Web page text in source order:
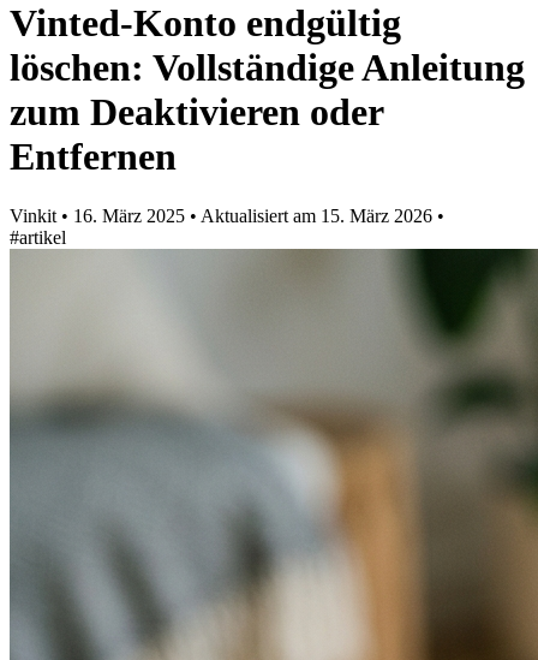
Vinted-Konto endgültig
löschen: Vollständige Anleitung
zum Deaktivieren oder
Entfernen
Vinkit • 16. März 2025 • Aktualisiert am 15. März 2026 •
#artikel